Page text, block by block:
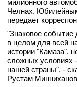
Новости
милионного
Челнах.
передает
"Знаковое событие
в целом для всей
истории "Камаза",
сложных условиях
нашей страны", -
Рустам